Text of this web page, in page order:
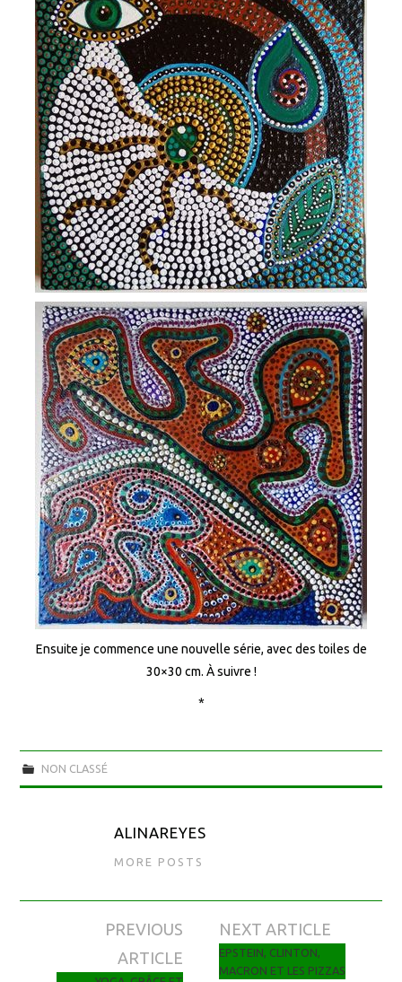
Ensuite je commence une nouvelle série, avec des toiles de
30×30 cm. À suivre !
*
NON CLASSÉ
ALINAREYES
MORE POSTS
Navigation des articles
PREVIOUS
ARTICLE
NEXT ARTICLE
EPSTEIN, CLINTON,
MACRON ET LES PIZZAS